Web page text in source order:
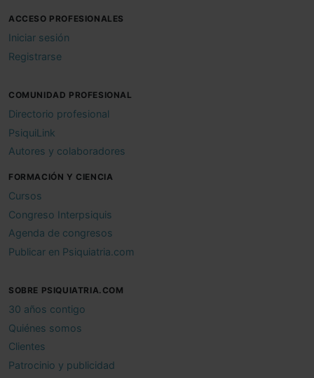
ACCESO PROFESIONALES
Iniciar sesión
Registrarse
COMUNIDAD PROFESIONAL
Directorio profesional
PsiquiLink
Autores y colaboradores
FORMACIÓN Y CIENCIA
Cursos
Congreso Interpsiquis
Agenda de congresos
Publicar en Psiquiatria.com
SOBRE PSIQUIATRIA.COM
30 años contigo
Quiénes somos
Clientes
Patrocinio y publicidad